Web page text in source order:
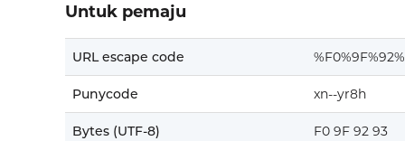
Untuk pemaju
URL escape code
Punycode xn--yr8h
Bytes (UTF-8) F0 9F 92 93